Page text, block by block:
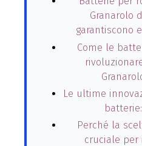
Granarolo
garantiscono
Come le
Le ultime
Perché la
cruciale per